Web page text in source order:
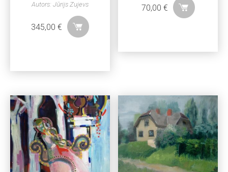
Autors: Jūrijs Zujevs
345,00 €
70,00 €